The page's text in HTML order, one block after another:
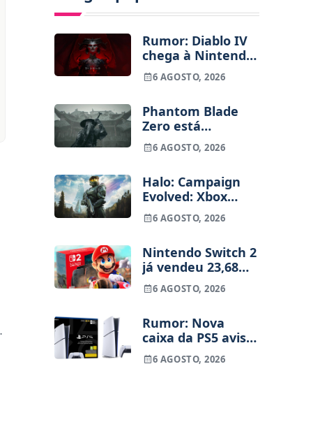
Rumor: Diablo IV
chega à Nintendo
Switch 2 em
setembro e vai
um jogo novo
6 AGOSTO, 2026
Phantom Blade
Zero está
terminado, pré-
vendas começam
semana
6 AGOSTO, 2026
Halo: Campaign
Evolved: Xbox
despede
funcionários uma
lançamento
6 AGOSTO, 2026
Nintendo Switch 2
já vendeu 23,68
milhões de
unidades e está 4
da Switch original
no mesmo
período
6 AGOSTO, 2026
Rumor: Nova
caixa da PS5 avisa
que os jogos
físicos acabam em
6 AGOSTO, 2026